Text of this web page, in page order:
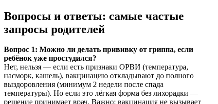
Вопросы и ответы: самые частые
запросы родителей
Вопрос 1: Можно ли делать прививку от гриппа, если
ребёнок уже простудился?
Нет, нельзя — если есть признаки ОРВИ (температура,
насморк, кашель), вакцинацию откладывают до полного
выздоровления (минимум 2 недели после спада
температуры). Но если это лёгкая форма без лихорадки —
решение принимает врач. Важно: вакцинация не вызывает